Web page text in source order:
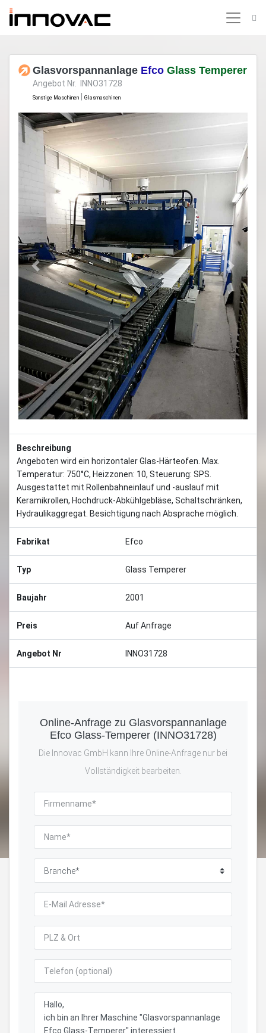
Glasvorspannanlage Efco Glass Temperer
Angebot Nr. INNO31728
Sonstige Maschinen Glasmaschinen
Previous Next
Beschreibung
Angeboten wird ein horizontaler Glas-Härteofen. Max.
Temperatur: 750°C, Heizzonen: 10, Steuerung: SPS.
Ausgestattet mit Rollenbahneinlauf und -auslauf mit
Keramikrollen, Hochdruck-Abkühlgebläse, Schaltschränken,
Hydraulikaggregat. Besichtigung nach Absprache möglich.
Fabrikat Efco
Typ Glass Temperer
Baujahr 2001
Preis Auf Anfrage
Angebot Nr INNO31728
Online-Anfrage zu Glasvorspannanlage
Efco Glass-Temperer (INNO31728)
Die Innovac GmbH kann Ihre Online-Anfrage nur bei
Vollständigkeit bearbeiten.